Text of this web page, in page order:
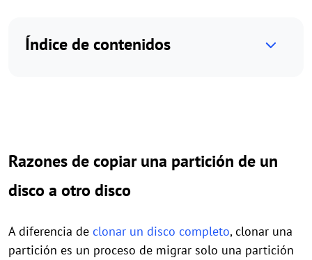
Índice de contenidos
Razones de copiar una partición de un
disco a otro disco
A diferencia de clonar un disco completo, clonar una
partición es un proceso de migrar solo una partición